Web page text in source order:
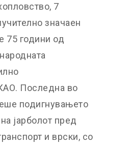
7
значаен
75 години од
Последна во
подигнувањето
јарболот пред
и врски, со